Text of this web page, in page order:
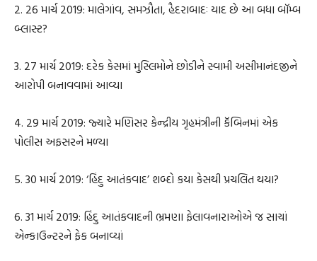
2. 26 માર્ચ 2019: માલેગાંવ, સમઝૌતા, હૈદરાબાદઃ યાદ છે આ બધા બૉમ્બ
બ્લાસ્ટ?
3. 27 માર્ચ 2019: દરેક કેસમાં મુસ્લિમોને છોડીને સ્વામી અસીમાનંદજીને
આરોપી બનાવવામાં આવ્યા
4. 29 માર્ચ 2019: જ્યારે મણિસર કેન્દ્રીય ગૃહમંત્રીની કૅબિનમાં એક
પોલીસ અફસરને મળ્યા
5. 30 માર્ચ 2019: ‘હિંદુ આતંકવાદ’ શબ્દો કયા કેસથી પ્રચલિત થયા?
6. 31 માર્ચ 2019: હિંદુ આતંકવાદની ભ્રમણા ફેલાવનારાઓએ જ સાચાં
એન્કાઉન્ટરને ફેક બનાવ્યાં